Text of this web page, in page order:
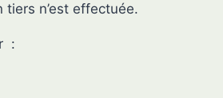
tiers n’est effectuée.
: